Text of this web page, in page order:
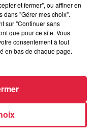
: rencontre
rouges
et fermer", ou affiner en
dans "Gérer mes choix".
sur "Continuer sans
que pour ce site. Vous
consentement à tout
en bas de chaque page.